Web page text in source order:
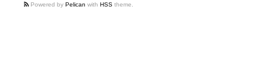
Powered by Pelican with HSS theme.